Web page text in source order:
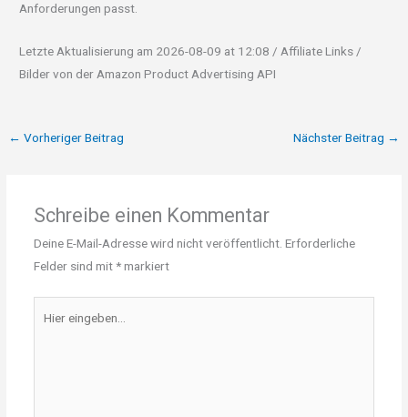
Anforderungen passt.
Letzte Aktualisierung am 2026-08-09 at 12:08 / Affiliate Links /
Bilder von der Amazon Product Advertising API
← Vorheriger Beitrag Nächster Beitrag →
Schreibe einen Kommentar
Deine E-Mail-Adresse wird nicht veröffentlicht. Erforderliche
Felder sind mit*markiert
eingeben…